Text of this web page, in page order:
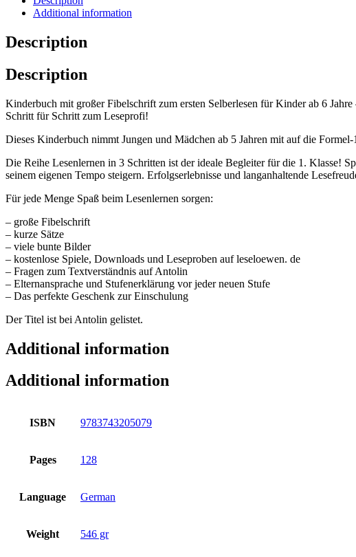
Additional information
Description
Description
Kinderbuch mit großer Fibelschrift zum ersten Selberlesen für Kinder ab 6
Schritt für Schritt zum Leseprofi!
Dieses Kinderbuch nimmt Jungen und Mädchen ab 5 Jahren mit auf die
Die Reihe Lesenlernen in 3 Schritten ist der ideale Begleiter für die 1. Klasse!
seinem eigenen Tempo steigern. Erfolgserlebnisse und langanhaltende
Für jede Menge Spaß beim Lesenlernen sorgen:
– große Fibelschrift
– kurze Sätze
– viele bunte Bilder
– kostenlose Spiele, Downloads und Leseproben auf leseloewen. de
– Fragen zum Textverständnis auf Antolin
– Elternansprache und Stufenerklärung vor jeder neuen Stufe
– Das perfekte Geschenk zur Einschulung
Der Titel ist bei Antolin gelistet.
Additional information
Additional information
ISBN 9783743205079
Pages 128
Language German
Weight 546 gr